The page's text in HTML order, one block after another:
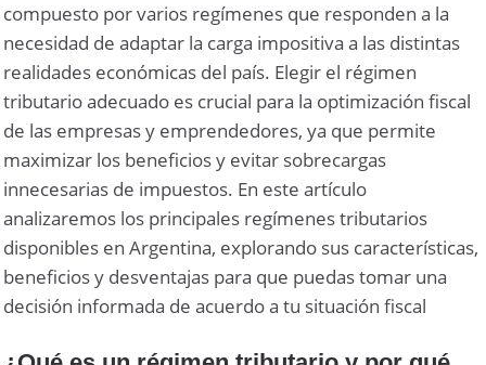
compuesto por varios regímenes que responden a la
necesidad de adaptar la carga impositiva a las distintas
realidades económicas del país. Elegir el régimen
tributario adecuado es crucial para la optimización fiscal
de las empresas y emprendedores, ya que permite
maximizar los beneficios y evitar sobrecargas
innecesarias de impuestos. En este artículo
analizaremos los principales regímenes tributarios
disponibles en Argentina, explorando sus características,
beneficios y desventajas para que puedas tomar una
decisión informada de acuerdo a tu situación fiscal